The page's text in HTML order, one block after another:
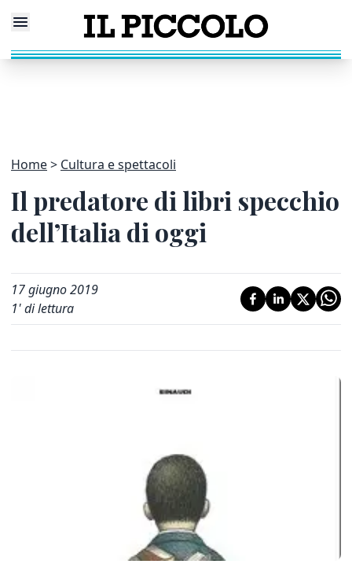
Home Cultura e spettacoli
Il predatore di libri specchio
dell’Italia di oggi
17 giugno 2019
1' di lettura